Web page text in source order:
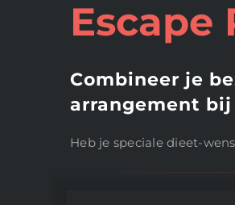
Escape
Combineer je
arrangement bij
Heb je speciale dieet-